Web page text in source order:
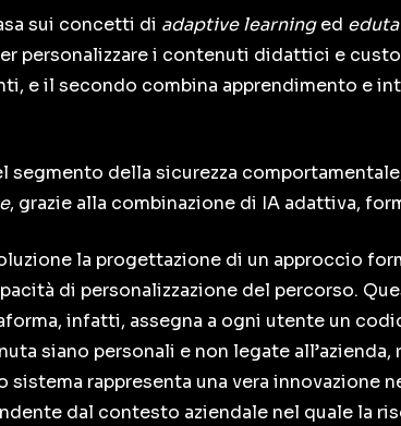
sui concetti di adaptive learninged
personalizzare i contenuti didattici e
e il secondo combina apprendimento e
segmento della sicurezza
, grazie alla combinazione di IA adattiva,
la progettazione di un approccio
di personalizzazione del percorso.
infatti, assegna a ogni utente un
siano personali e non legate
sistema rappresenta una vera innovazione
dal contesto aziendale nel quale la